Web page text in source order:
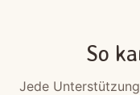
So
Jede